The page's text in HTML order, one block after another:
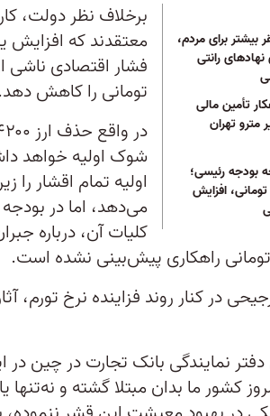
فقر بیشتر برای مردم،
رانتی
تأمین مالی
مترو تهران
بودجه رئیسی؛
ارز ۴۲۰۰ تومانی، افزایش
برخلاف نظر دولت،
معتقدند که افزایش
تومانی را کاهش دهد.
شوک اولیه خواهد
اولیه تمام اقشار را
کلیات آن، درباره
در کنار روند فزاینده نرخ تورم،
نمایندگی بانک تجارت در چین در
کشور ما بدان مبتلا گشته و نه‌تنها